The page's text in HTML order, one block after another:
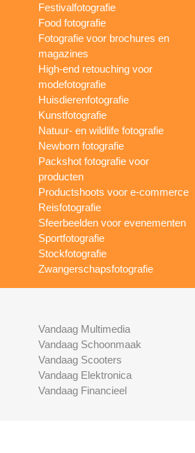
Festivalfotografie
Food fotografie
Fotografie voor brochures en
magazines
High-end retouching voor
modefotografie
Huisdierenfotografie
Kunstfotografie
Natuur- en wildlife fotografie
Newborn fotografie
Packshot fotografie voor
producten
Productshoots voor e-commerce
Reisfotografie
Sfeerbeelden voor evenementen
Sportfotografie
Stockfotografie
Zwangerschapsfotografie
Vandaag Multimedia
Vandaag Schoonmaak
Vandaag Scooters
Vandaag Elektronica
Vandaag Financieel